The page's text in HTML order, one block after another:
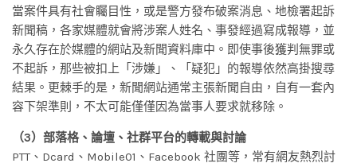
當案件具有社會矚目性，或是警方發布破案消息、地檢署起訴
新聞稿，各家媒體就會將涉案人姓名、事發經過寫成報導，並
永久存在於媒體的網站及新聞資料庫中。即使事後獲判無罪或
不起訴，那些被扣上「涉嫌」、「疑犯」的報導依然高掛搜尋
結果。更棘手的是，新聞網站通常主張新聞自由，自有一套內
容下架準則，不太可能僅僅因為當事人要求就移除。
（3）部落格、論壇、社群平台的轉載與討論
PTT、Dcard、Mobile01、Facebook 社團等，常有網友熱烈討